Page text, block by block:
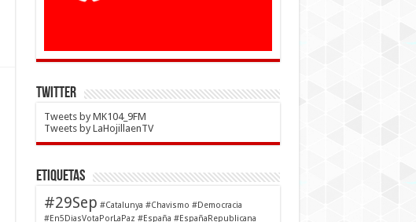
Twitter
Tweets by MK104_9FM
Tweets by LaHojillaenTV
Etiquetas
#29Sep #Catalunya #Chavismo #Democracia
#En5DiasVotaPorLaPaz #España #EspañaRepublicana